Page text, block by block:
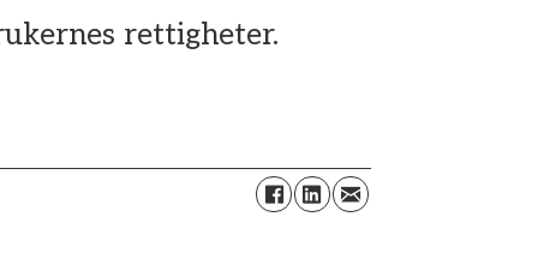
rettigheter.